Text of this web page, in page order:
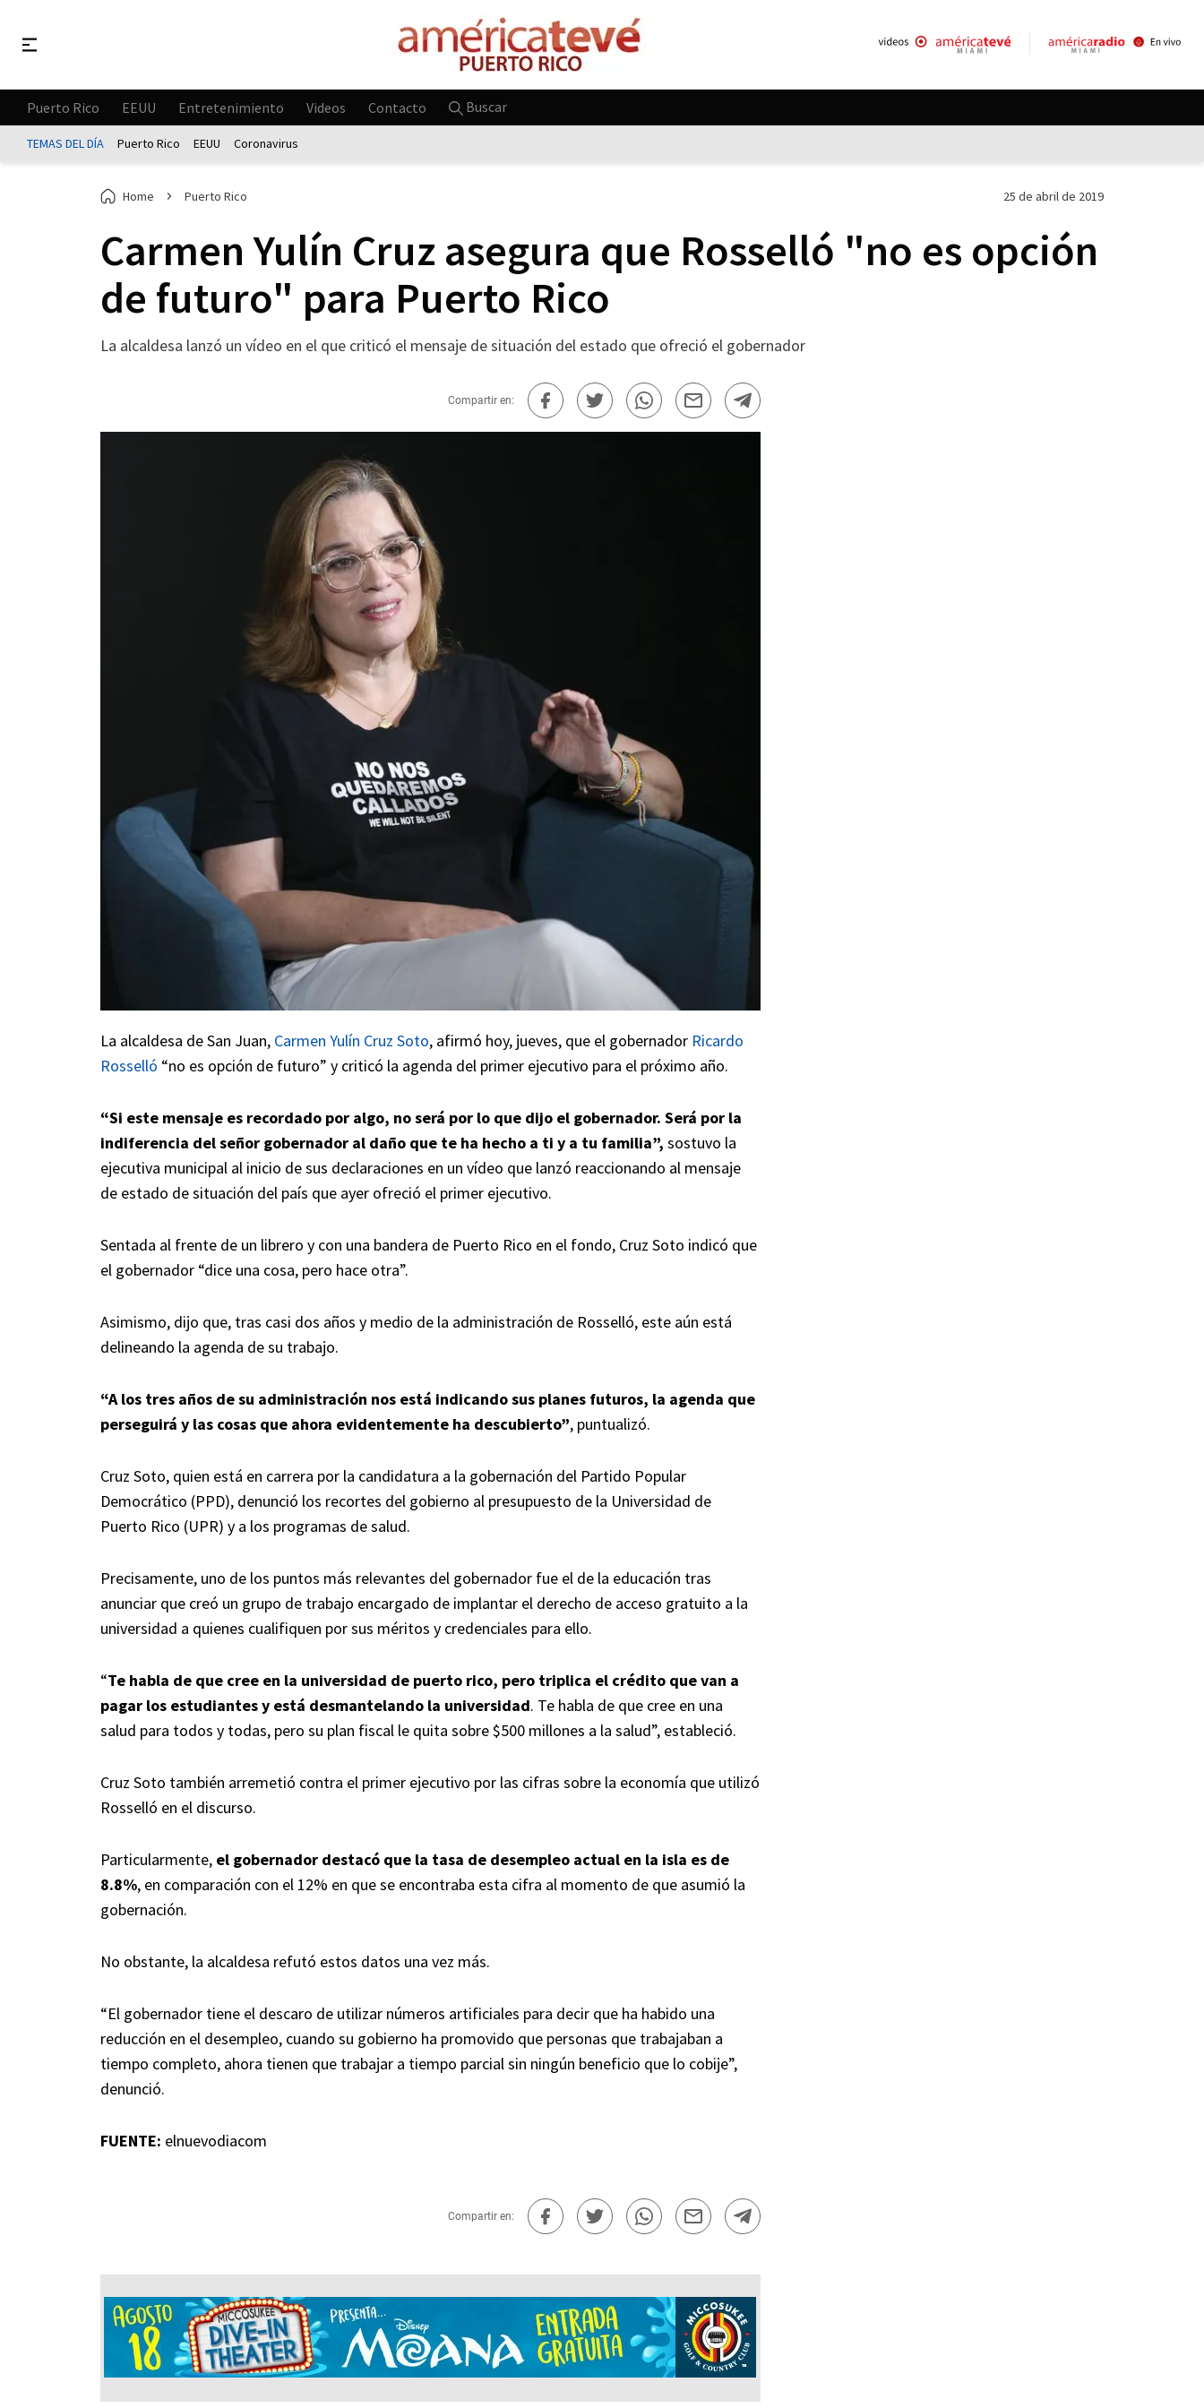
Puerto Rico EEUU Entretenimiento Videos Contacto Buscar
TEMAS DEL DÍA Puerto Rico EEUU Coronavirus
Home Puerto Rico 25 de abril de 2019
Carmen Yulín Cruz asegura que Rosselló "no es opción
de futuro" para Puerto Rico
La alcaldesa lanzó un vídeo en el que criticó el mensaje de situación del estado que ofreció el gobernador
Compartir en:
La alcaldesa de San Juan, Carmen Yulín Cruz Soto, afirmó hoy, jueves, que el gobernador Ricardo
Rosselló “no es opción de futuro” y criticó la agenda del primer ejecutivo para el próximo año.
“Si este mensaje es recordado por algo, no será por lo que dijo el gobernador. Será por la
indiferencia del señor gobernador al daño que te ha hecho a ti y a tu familia”, sostuvo la
ejecutiva municipal al inicio de sus declaraciones en un vídeo que lanzó reaccionando al mensaje
de estado de situación del país que ayer ofreció el primer ejecutivo.
Sentada al frente de un librero y con una bandera de Puerto Rico en el fondo, Cruz Soto indicó que
el gobernador “dice una cosa, pero hace otra”.
Asimismo, dijo que, tras casi dos años y medio de la administración de Rosselló, este aún está
delineando la agenda de su trabajo.
“A los tres años de su administración nos está indicando sus planes futuros, la agenda que
perseguirá y las cosas que ahora evidentemente ha descubierto”, puntualizó.
Cruz Soto, quien está en carrera por la candidatura a la gobernación del Partido Popular
Democrático (PPD), denunció los recortes del gobierno al presupuesto de la Universidad de
Puerto Rico (UPR) y a los programas de salud.
Precisamente, uno de los puntos más relevantes del gobernador fue el de la educación tras
anunciar que creó un grupo de trabajo encargado de implantar el derecho de acceso gratuito a la
universidad a quienes cualifiquen por sus méritos y credenciales para ello.
“Te habla de que cree en la universidad de puerto rico, pero triplica el crédito que van a
pagar los estudiantes y está desmantelando la universidad. Te habla de que cree en una
salud para todos y todas, pero su plan fiscal le quita sobre $500 millones a la salud”, estableció.
Cruz Soto también arremetió contra el primer ejecutivo por las cifras sobre la economía que utilizó
Rosselló en el discurso.
Particularmente, el gobernador destacó que la tasa de desempleo actual en la isla es de
8.8%, en comparación con el 12% en que se encontraba esta cifra al momento de que asumió la
gobernación.
No obstante, la alcaldesa refutó estos datos una vez más.
“El gobernador tiene el descaro de utilizar números artificiales para decir que ha habido una
reducción en el desempleo, cuando su gobierno ha promovido que personas que trabajaban a
tiempo completo, ahora tienen que trabajar a tiempo parcial sin ningún beneficio que lo cobije”,
denunció.
FUENTE: elnuevodiacom
Compartir en: